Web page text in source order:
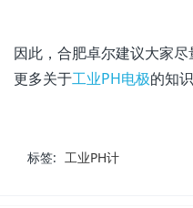
因此，合肥卓尔建议大家尽
更多关于工业PH电极的知
标签: 工业PH计